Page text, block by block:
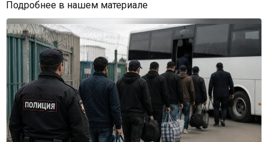
Подробнее в нашем материале